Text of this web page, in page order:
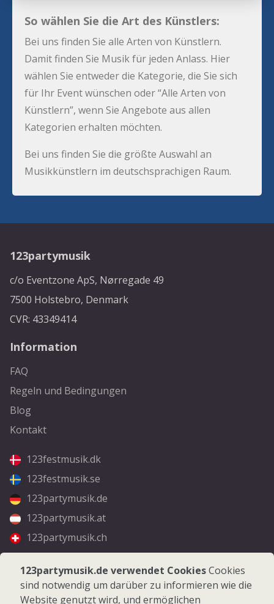
So wählen Sie die Art des Künstlers:
Bei uns finden Sie alle Arten von Künstlern.
Damit finden Sie Musik für jeden Anlass. Hier
wählen Sie entweder die Kategorie, die Sie sich
für Ihr Event wünschen oder “Alle Arten von
Künstlern”, wenn Sie Angebote aus allen
Kategorien erhalten möchten.
Bei uns finden Sie die größte Auswahl an
Musikkünstlern im deutschsprachigen Raum.
123partymusik
c/o Eventzone ApS, Nørregade 49
7500 Holstebro, Denmark
CVR: 43349414
Information
FAQ
Regeln und Bedingungen
Blog
Kontakt
123festmusik.dk
123festmusik.se
123partymusik.de
123partymusik.at
123partymusik.ch
Folgen Sie uns
Facebook
123partymusik.de verwendet CookiesCookies
sind notwendig um darüber zu informieren wie die
Website genutzt wird, und ermöglichen